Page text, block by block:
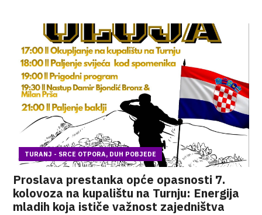
TURANJ - SRCE OTPORA, DUH POBJEDE
Proslava prestanka opće opasnosti 7.
kolovoza na kupalištu na Turnju: Energija
mladih koja ističe važnost zajedništva